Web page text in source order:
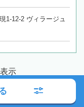
1-12-2 ヴィラージュ
示